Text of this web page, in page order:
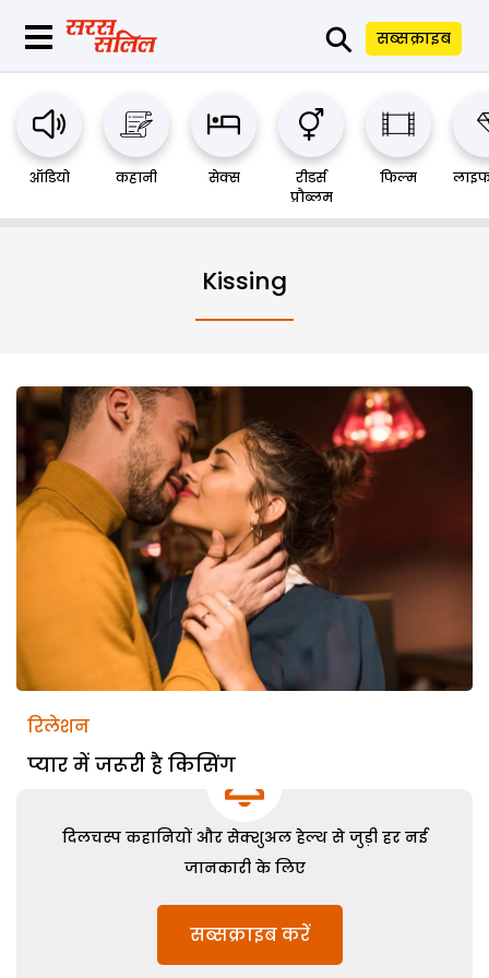
⚲ सब्सक्राइब
ऑडियो कहानी सेक्स
रीडर्स
प्रौब्लम
फिल्म
Kissing
रिलेशन
प्यार में जरूरी है किसिंग
दिलचस्प कहानियों और सेक्शुअल हेल्थ से जुड़ी हर नई
जानकारी के लिए
सब्सक्राइब करें